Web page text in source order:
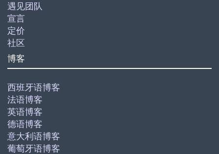
遇见团队
宣言
定价
社区
博客
西班牙语博客
法语博客
英语博客
德语博客
意大利语博客
葡萄牙语博客